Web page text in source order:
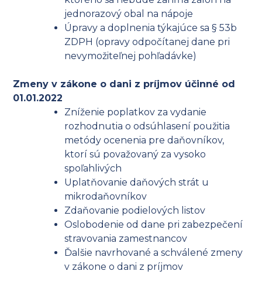
jednorazový obal na nápoje
Úpravy a doplnenia týkajúce sa § 53b
ZDPH (opravy odpočítanej dane pri
nevymožiteľnej pohľadávke)
Zmeny v zákone o dani z príjmov účinné od
01.01.2022
Zníženie poplatkov za vydanie
rozhodnutia o odsúhlasení použitia
metódy ocenenia pre daňovníkov,
ktorí sú považovaný za vysoko
spoľahlivých
Uplatňovanie daňových strát u
mikrodaňovníkov
Zdaňovanie podielových listov
Oslobodenie od dane pri zabezpečení
stravovania zamestnancov
Ďalšie navrhované a schválené zmeny
v zákone o dani z príjmov